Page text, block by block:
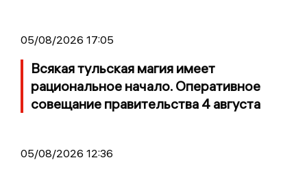
05/08/2026 17:05
Всякая тульская магия имеет
рациональное начало. Оперативное
совещание правительства 4 августа
05/08/2026 12:36